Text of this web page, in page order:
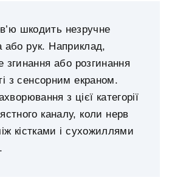
шкодить незручне
або рук. Наприклад,
згинання або розгинання
з сенсорним екраном.
з цієї категорії
каналу, коли нерв
кістками і сухожиллями